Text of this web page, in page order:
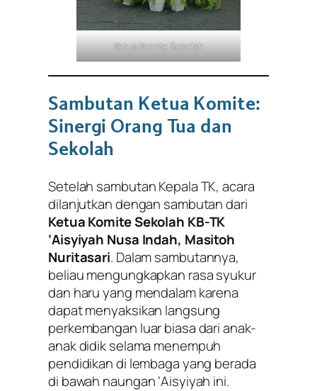
Ketua Komite Sekolah
Sambutan Ketua Komite:
Sinergi Orang Tua dan
Sekolah
Setelah sambutan Kepala TK, acara
dilanjutkan dengan sambutan dari
Ketua Komite Sekolah KB-TK
‘Aisyiyah Nusa Indah, Masitoh
Nuritasari. Dalam sambutannya,
beliau mengungkapkan rasa syukur
dan haru yang mendalam karena
dapat menyaksikan langsung
perkembangan luar biasa dari anak-
anak didik selama menempuh
pendidikan di lembaga yang berada
di bawah naungan ‘Aisyiyah ini.